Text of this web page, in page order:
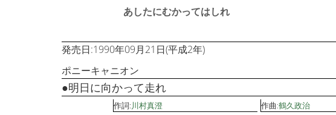
あしたにむかってはしれ
発売日:1990年09月21日(平成2年)
ポニーキャニオン
●明日に向かって走れ
作詞:川村真澄 作曲:鶴久政治